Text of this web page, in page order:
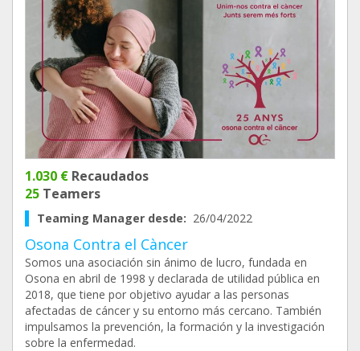
1.030 € Recaudados
25 Teamers
Teaming Manager desde: 26/04/2022
Osona Contra el Càncer
Somos una asociación sin ánimo de lucro, fundada en
Osona en abril de 1998 y declarada de utilidad pública en
2018, que tiene por objetivo ayudar a las personas
afectadas de cáncer y su entorno más cercano. También
impulsamos la prevención, la formación y la investigación
sobre la enfermedad.